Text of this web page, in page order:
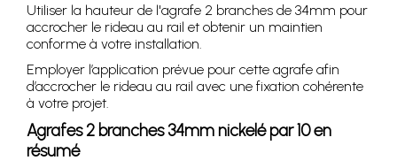
Utiliser la hauteur de l'agrafe 2 branches de 34mm pour
accrocher le rideau au rail et obtenir un maintien
conforme à votre installation.
Employer l’application prévue pour cette agrafe afin
d’accrocher le rideau au rail avec une fixation cohérente
à votre projet.
Agrafes 2 branches 34mm nickelé par 10 en
résumé